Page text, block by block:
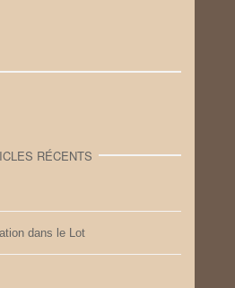
RÉCENTS
dans le Lot